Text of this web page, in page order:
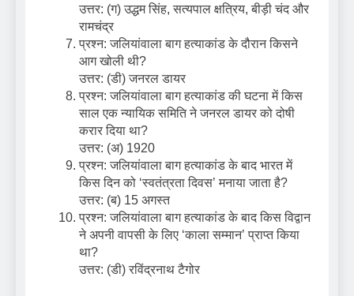
उत्तर: (ग) उद्धम सिंह, सत्यपाल क्षत्रिय, बीड़ी चंद और
रामचंद्र
प्रश्न: जलियांवाला बाग हत्याकांड के दौरान किसने
आग खोली थी?
उत्तर: (डी) जनरल डायर
प्रश्न: जलियांवाला बाग हत्याकांड की घटना में किस
साल एक न्यायिक समिति ने जनरल डायर को दोषी
करार दिया था?
उत्तर: (अ) 1920
प्रश्न: जलियांवाला बाग हत्याकांड के बाद भारत में
किस दिन को ‘स्वतंत्रता दिवस’ मनाया जाता है?
उत्तर: (ब) 15 अगस्त
प्रश्न: जलियांवाला बाग हत्याकांड के बाद किस विद्वान
ने अपनी वापसी के लिए ‘काला सम्मान’ प्राप्त किया
था?
उत्तर: (डी) रविंद्रनाथ टैगोर